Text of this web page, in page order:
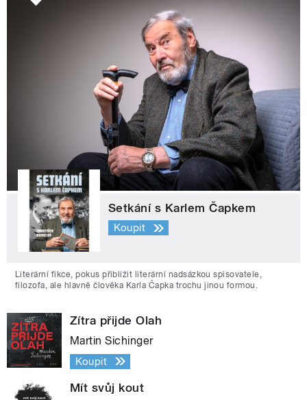
Setkání s Karlem Čapkem
Koupit
Literární fikce, pokus přiblížit literární nadsázkou spisovatele,
filozofa, ale hlavně člověka Karla Čapka trochu jinou formou.
Zítra přijde Olah
Martin Sichinger
Koupit
Mít svůj kout